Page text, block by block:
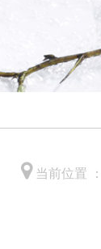
当前位置 ：